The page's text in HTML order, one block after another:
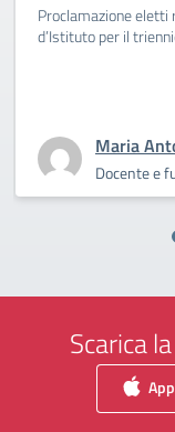
Proclamazione eletti
d’Istituto per il
Maria
Docente e
Scarica